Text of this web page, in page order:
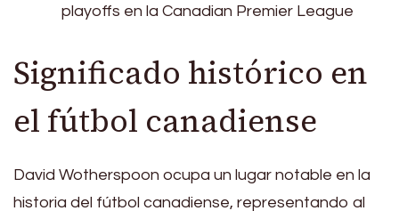
playoffs en la Canadian Premier League
Significado histórico en
el fútbol canadiense
David Wotherspoon ocupa un lugar notable en la
historia del fútbol canadiense, representando al